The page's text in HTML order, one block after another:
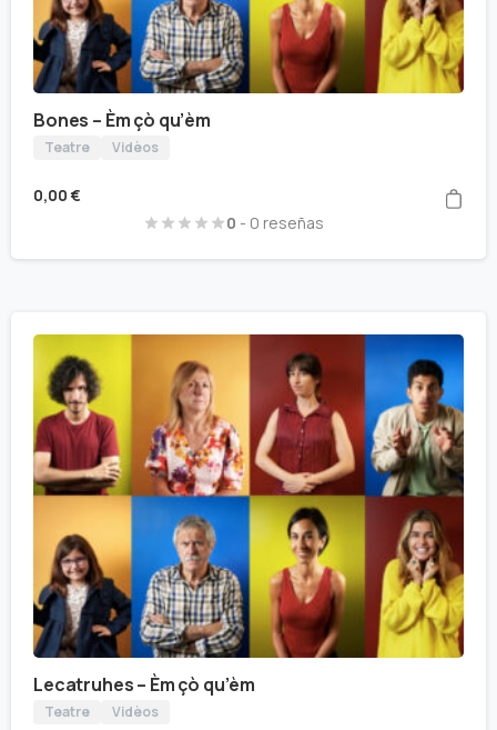
Bones – Èm çò qu’èm
Teatre Vidèos
0,00 €
0 - 0 reseñas
Lecatruhes – Èm çò qu’èm
Teatre Vidèos